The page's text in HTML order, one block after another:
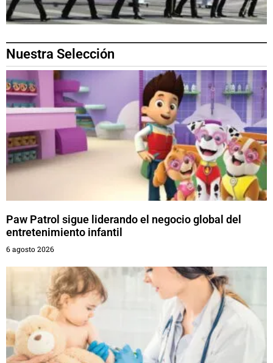
Nuestra Selección
Paw Patrol sigue liderando el negocio global del
entretenimiento infantil
6 agosto 2026